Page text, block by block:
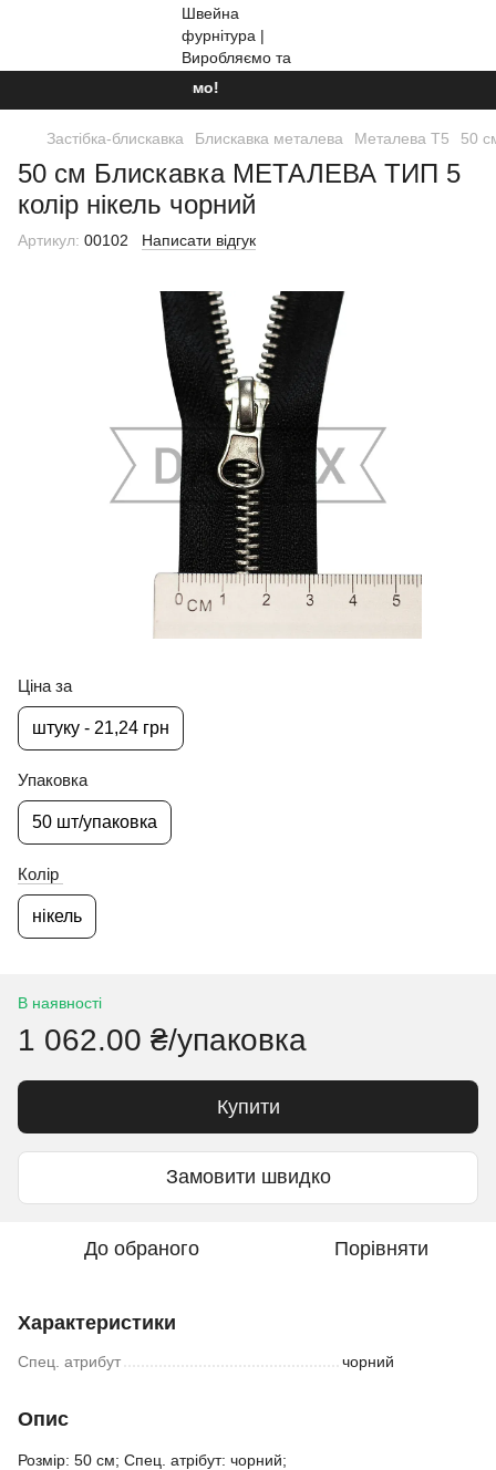
Ми працюємо!
Застібка-блискавка Блискавка металева Металева Т5 50
50 см Блискавка МЕТАЛЕВА ТИП 5
колір нікель чорний
Артикул: 00102 Написати відгук
Ціна за
штуку - 21,24 грн
Упаковка
50 шт/упаковка
Колір
нікель
В наявності
1 062.00 ₴/упаковка
Купити
Замовити швидко
До обраного Порівняти
Характеристики
Спец. атрибут чорний
Опис
Розмір: 50 см; Спец. атрібут: чорний;